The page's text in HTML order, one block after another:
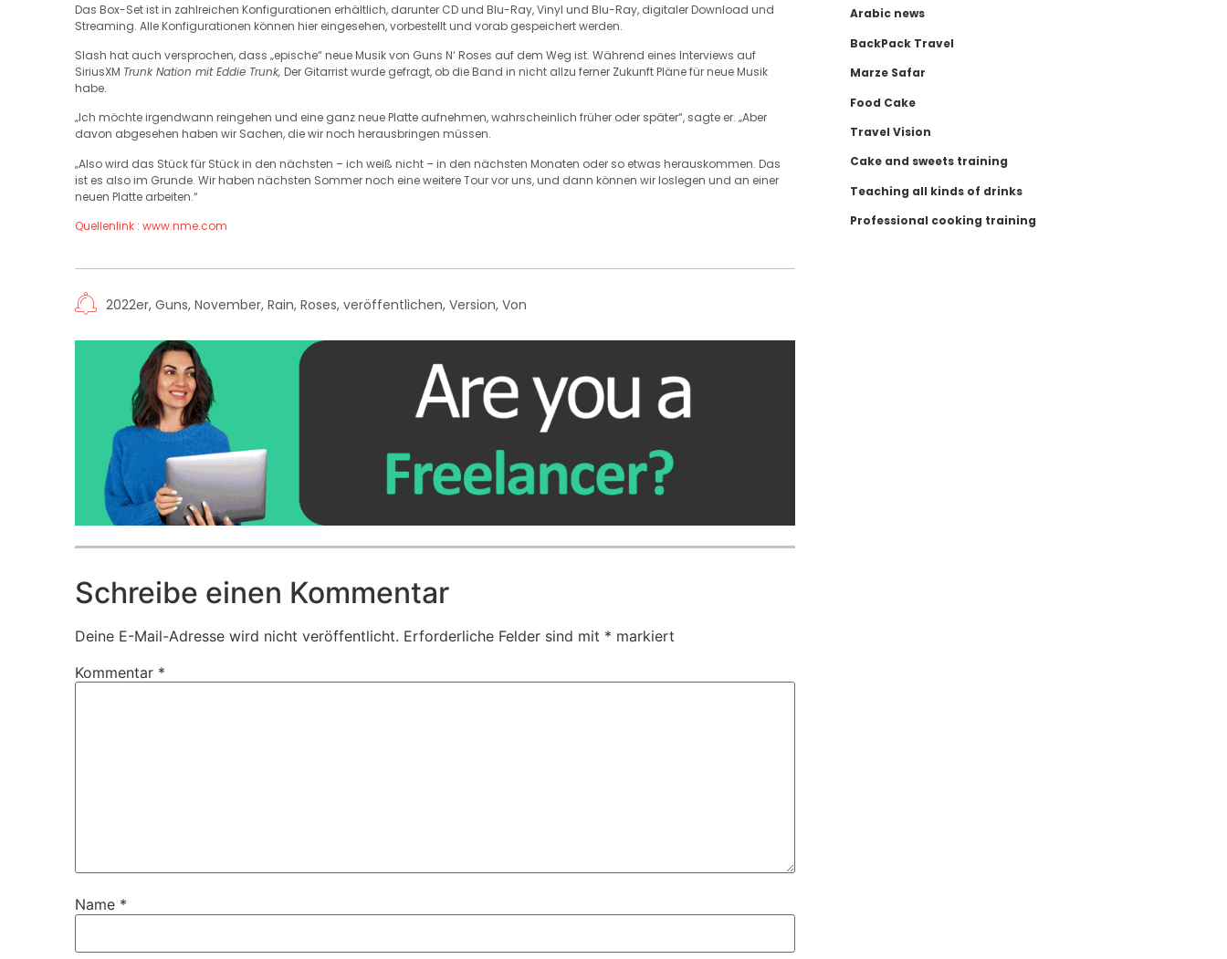
Das Box-Set ist in zahlreichen Konfigurationen erhältlich, darunter CD und Blu-Ray, Vinyl und Blu-Ray, digitaler Download und
Streaming. Alle Konfigurationen können hier eingesehen, vorbestellt und vorab gespeichert werden.
Slash hat auch versprochen, dass „epische“ neue Musik von Guns N‘ Roses auf dem Weg ist. Während eines Interviews auf
SiriusXM Trunk Nation mit Eddie Trunk, Der Gitarrist wurde gefragt, ob die Band in nicht allzu ferner Zukunft Pläne für neue Musik
habe.
„Ich möchte irgendwann reingehen und eine ganz neue Platte aufnehmen, wahrscheinlich früher oder später“, sagte er. „Aber
davon abgesehen haben wir Sachen, die wir noch herausbringen müssen.
„Also wird das Stück für Stück in den nächsten – ich weiß nicht – in den nächsten Monaten oder so etwas herauskommen. Das
ist es also im Grunde. Wir haben nächsten Sommer noch eine weitere Tour vor uns, und dann können wir loslegen und an einer
neuen Platte arbeiten.“
Quellenlink : www.nme.com
2022er, Guns, November, Rain, Roses, veröffentlichen, Version, Von
Schreibe einen Kommentar
Deine E-Mail-Adresse wird nicht veröffentlicht. Erforderliche Felder sind mit * markiert
Kommentar *
Name *
Arabic news
BackPack Travel
Marze Safar
Food Cake
Travel Vision
Cake and sweets training
Teaching all kinds of drinks
Professional cooking training